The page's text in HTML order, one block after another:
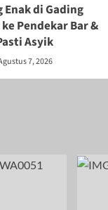
Enak di Gading
Pendekar Bar &
Asyik
7, 2026